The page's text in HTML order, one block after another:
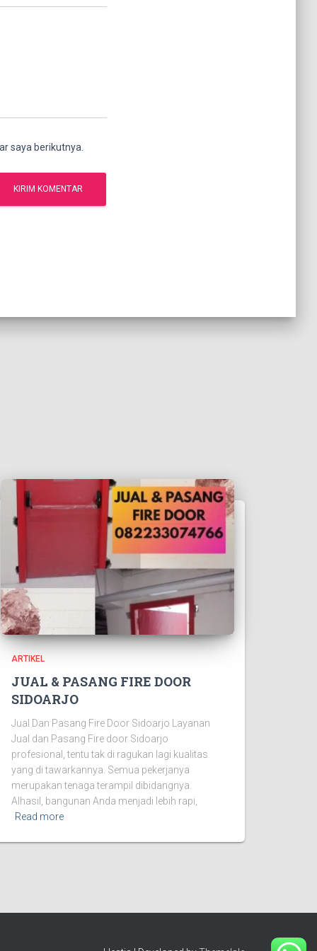
saya berikutnya.
ARTIKEL
JUAL & PASANG FIRE DOOR
SIDOARJO
Jual Dan Pasang Fire Door Sidoarjo Layanan
Jual dan Pasang Fire door Sidoarjo
profesional, tentu tak di ragukan lagi kualitas
yang di tawarkannya. Semua pekerjanya
merupakan tenaga terampil dibidangnya.
Alhasil, bangunan Anda menjadi lebih rapi,
Read more